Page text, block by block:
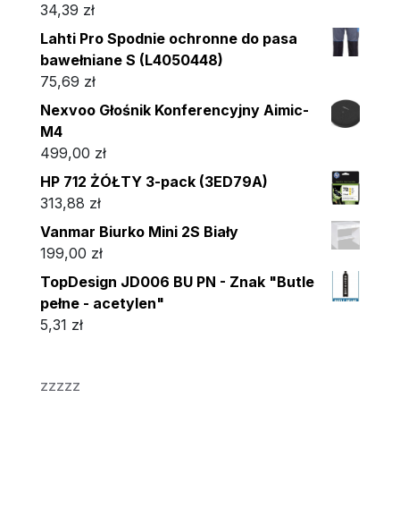
34,39 zł
Lahti Pro Spodnie ochronne do pasa
bawełniane S (L4050448)
75,69 zł
Nexvoo Głośnik Konferencyjny Aimic-
M4
499,00 zł
HP 712 ŻÓŁTY 3-pack (3ED79A)
313,88 zł
Vanmar Biurko Mini 2S Biały
199,00 zł
TopDesign JD006 BU PN - Znak "Butle
pełne - acetylen"
5,31 zł
zzzzz